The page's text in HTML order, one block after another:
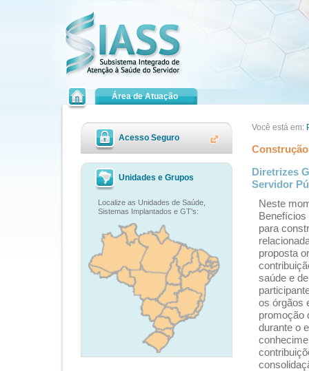
Área de Atuação
Acesso Seguro
Unidades e Grupos
Localize as Unidades de Saúde,
Sistemas Implantados e GT's:
Você está em:
Diretrizes
Servidor
Neste
para
proposta
saúde e
os órgãos
promoção
durante o